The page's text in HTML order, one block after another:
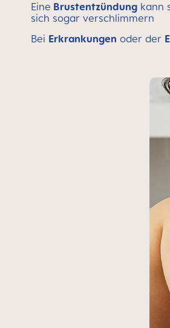
Eine Brustentzündung kann
sich sogar verschlimmern
Bei Erkrankungen oder der